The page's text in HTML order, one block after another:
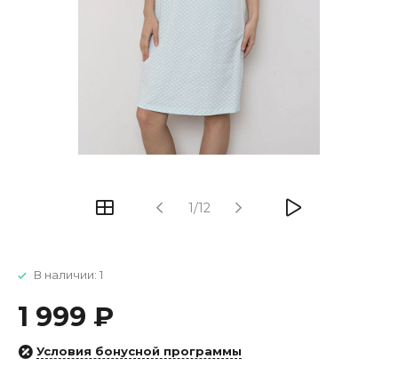
1/12
В наличии: 1
1 999 ₽
Условия бонусной программы